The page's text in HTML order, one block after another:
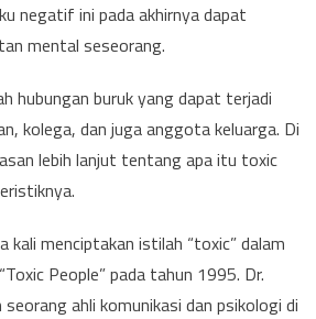
negatif ini pada akhirnya dapat
mental seseorang.
hubungan buruk yang dapat terjadi
kolega, dan juga anggota keluarga. Di
lebih lanjut tentang apa itu toxic
kali menciptakan istilah “toxic” dalam
People” pada tahun 1995. Dr.
seorang ahli komunikasi dan psikologi di